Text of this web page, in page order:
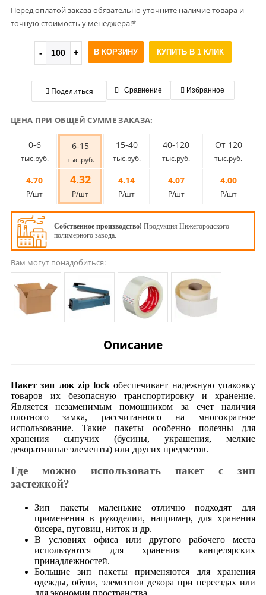
Перед оплатой заказа обязательно уточните наличие товара и
точную стоимость у менеджера!*
В КОРЗИНУ КУПИТЬ В 1 КЛИК
Поделиться Сравнение Избранное
ЦЕНА ПРИ ОБЩЕЙ СУММЕ ЗАКАЗА:
0-6
тыс.руб.
6-15
тыс.руб.
15-40
тыс.руб.
40-120
тыс.руб.
От 120
тыс.руб.
4.70
₽/шт
4.32
₽/шт
4.14
₽/шт
4.07
₽/шт
4.00
₽/шт
Собственное производство! Продукция Нижегородского
полимерного завода.
Вам могут понадобиться:
Описание
Пакет зип лок zip lock обеспечивает надежную упаковку
товаров их безопасную транспортировку и хранение.
Является незаменимым помощником за счет наличия
плотного замка, рассчитанного на многократное
использование. Такие пакеты особенно полезны для
хранения сыпучих (бусины, украшения, мелкие
декоративные элементы) или других предметов.
Где можно использовать пакет с зип
застежкой?
Зип пакеты маленькие отлично подходят для
применения в рукоделии, например, для хранения
бисера, пуговиц, ниток и др.
В условиях офиса или другого рабочего места
используются для хранения канцелярских
принадлежностей.
Большие зип пакеты применяются для хранения
одежды, обуви, элементов декора при переездах или
для экономии пространства.